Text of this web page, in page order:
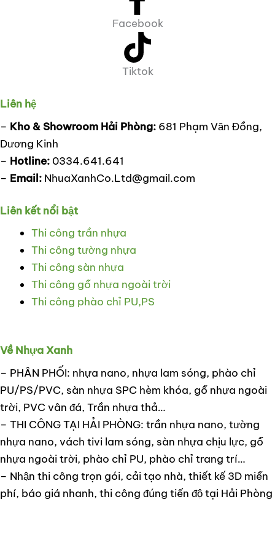
Facebook
Tiktok
Liên hệ
– Kho & Showroom Hải Phòng: 681 Phạm Văn Đồng,
Dương Kinh
– Hotline: 0334.641.641
– Email: NhuaXanhCo.Ltd@gmail.com
Liên kết nổi bật
Thi công trần nhựa
Thi công tường nhựa
Thi công sàn nhựa
Thi công gỗ nhựa ngoài trời
Thi công phào chỉ PU,PS
Về Nhựa Xanh
– PHÂN PHỐI: nhựa nano, nhựa lam sóng, phào chỉ
PU/PS/PVC, sàn nhựa SPC hèm khóa, gỗ nhựa ngoài
trời, PVC vân đá, Trần nhựa thả…
– THI CÔNG TẠI HẢI PHÒNG: trần nhựa nano, tường
nhựa nano, vách tivi lam sóng, sàn nhựa chịu lực, gỗ
nhựa ngoài trời, phào chỉ PU, phào chỉ trang trí…
– Nhận thi công trọn gói, cải tạo nhà, thiết kế 3D miễn
phí, báo giá nhanh, thi công đúng tiến độ tại Hải Phòng